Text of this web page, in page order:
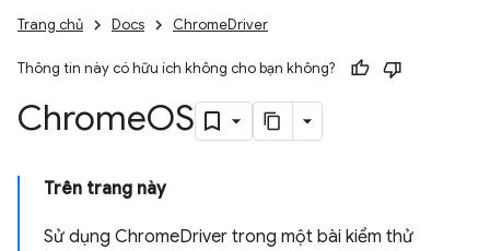
Trang chủ Docs ChromeDriver
Thông tin này có hữu ích không cho bạn không?
ChromeOS
Trên trang này
Sử dụng ChromeDriver trong một bài kiểm thử